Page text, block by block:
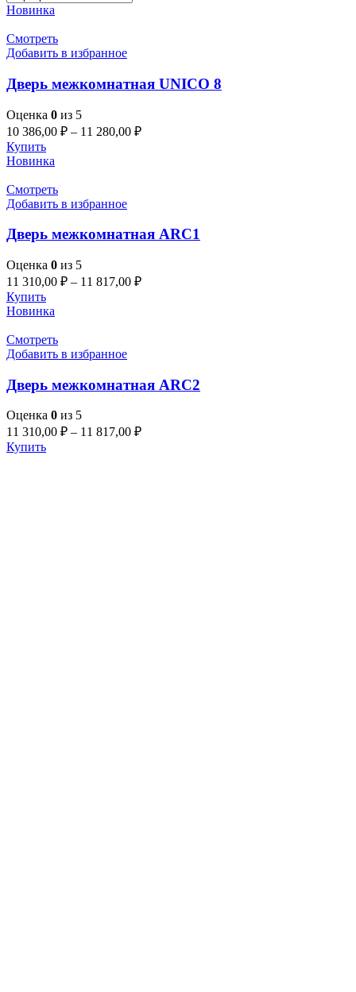
Новинка
Смотреть
Добавить в избранное
Дверь межкомнатная UNICO 8
Оценка 0 из 5
10 386,00 ₽ – 11 280,00 ₽
Купить
Новинка
Смотреть
Добавить в избранное
Дверь межкомнатная ARC1
Оценка 0 из 5
11 310,00 ₽ – 11 817,00 ₽
Купить
Новинка
Смотреть
Добавить в избранное
Дверь межкомнатная ARC2
Оценка 0 из 5
11 310,00 ₽ – 11 817,00 ₽
Купить